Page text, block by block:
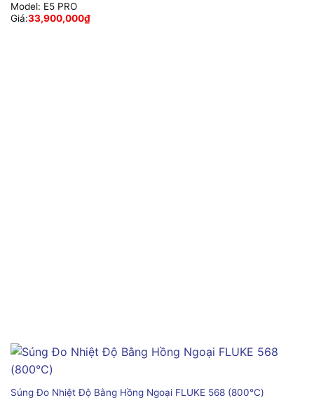
Model: E5 PRO
Giá:33,900,000₫
Súng Đo Nhiệt Độ Bằng Hồng Ngoại FLUKE 568 (800℃)